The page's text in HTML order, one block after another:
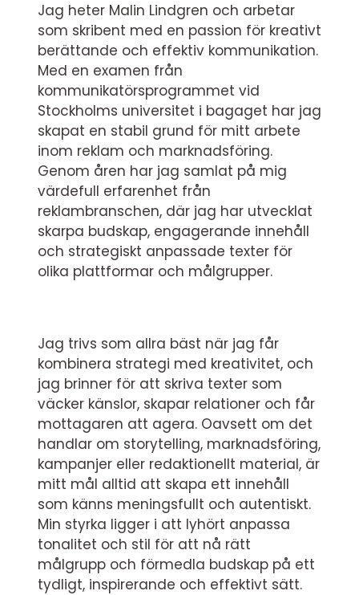
Jag heter Malin Lindgren och arbetar
som skribent med en passion för kreativt
berättande och effektiv kommunikation.
Med en examen från
kommunikatörsprogrammet vid
Stockholms universitet i bagaget har jag
skapat en stabil grund för mitt arbete
inom reklam och marknadsföring.
Genom åren har jag samlat på mig
värdefull erfarenhet från
reklambranschen, där jag har utvecklat
skarpa budskap, engagerande innehåll
och strategiskt anpassade texter för
olika plattformar och målgrupper.
Jag trivs som allra bäst när jag får
kombinera strategi med kreativitet, och
jag brinner för att skriva texter som
väcker känslor, skapar relationer och får
mottagaren att agera. Oavsett om det
handlar om storytelling, marknadsföring,
kampanjer eller redaktionellt material, är
mitt mål alltid att skapa ett innehåll
som känns meningsfullt och autentiskt.
Min styrka ligger i att lyhört anpassa
tonalitet och stil för att nå rätt
målgrupp och förmedla budskap på ett
tydligt, inspirerande och effektivt sätt.